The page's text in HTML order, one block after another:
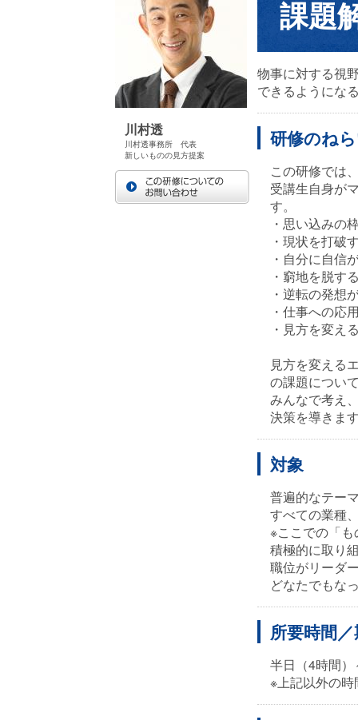
川村透
川村透事務所 代表
新しいものの見方提案
課題
物事に対する視
できるようにな
研修のね
この研修では
受講生自身が
す。
・思い込みの
・現状を打破
・自分に自信
・窮地を脱す
・逆転の発想
・仕事への応
・見方を変え
見方を変える
の課題につい
みんなで考え
決策を導きま
対象
普遍的なテー
すべての業種
※ここでの「
積極的に取り
職位がリーダ
どなたでもな
所要時間
半日（4時間）
※上記以外の